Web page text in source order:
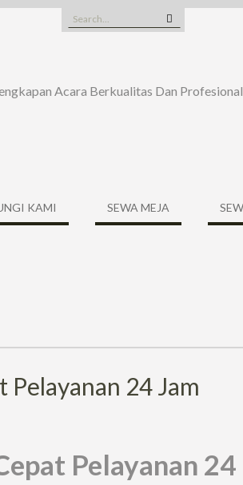
Search
for:
Acara Berkualitas Dan
KAMI SEWA MEJA
Pelayanan 24 Jam
Pelayanan 24